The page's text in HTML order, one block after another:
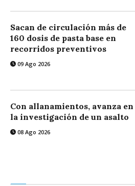
Sacan de circulación más de
160 dosis de pasta base en
recorridos preventivos
09 Ago 2026
Con allanamientos, avanza en
la investigación de un asalto
08 Ago 2026